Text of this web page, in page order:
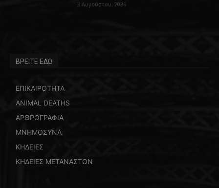
3 Αυγούστου, 2026
ΒΡΕΙΤΕ ΕΔΩ
ΕΠΙΚΑΙΡΟΤΗΤΑ
ANIMAL DEATHS
ΑΡΘΡΟΓΡΑΦΙΑ
ΜΝΗΜΟΣΥΝΑ
ΚΗΔΕΙΕΣ
ΚΗΔΕΙΕΣ ΜΕΤΑΝΑΣΤΩΝ